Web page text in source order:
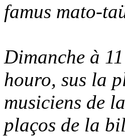
famus mato-
Dimanche à
houro, sus la
musiciens de
plaços de la